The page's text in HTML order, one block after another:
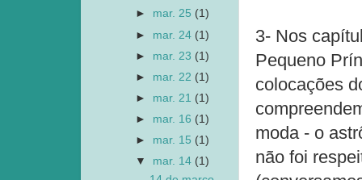
3- Nos
Pequeno
colocações
moda - o
não foi
► mar. 25 (1)
► mar. 24 (1)
► mar. 23 (1)
► mar. 22 (1)
► mar. 21 (1)
► mar. 16 (1)
► mar. 15 (1)
▼ mar. 14 (1)